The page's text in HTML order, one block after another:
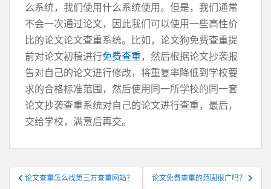
么系统，我们使用什么系统使用。但是，我们通常
不会一次通过论文，因此我们可以使用一些高性价
比的论文论文查重系统。比如，论文狗免费查重提
前对论文初稿进行免费查重，然后根据论文抄袭报
告对自己的论文进行修改，将重复率降低到学校要
求的合格标准范围，然后使用同一所学校的同一套
论文抄袭查重系统对自己的论文进行查重，最后，
交给学校，满意后再交。
文论文查重怎么找第三方查重网站？ 论文免费查重的范围很广吗？